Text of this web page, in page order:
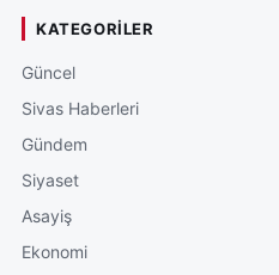
KATEGORILER
Güncel
Sivas Haberleri
Gündem
Siyaset
Asayiş
Ekonomi